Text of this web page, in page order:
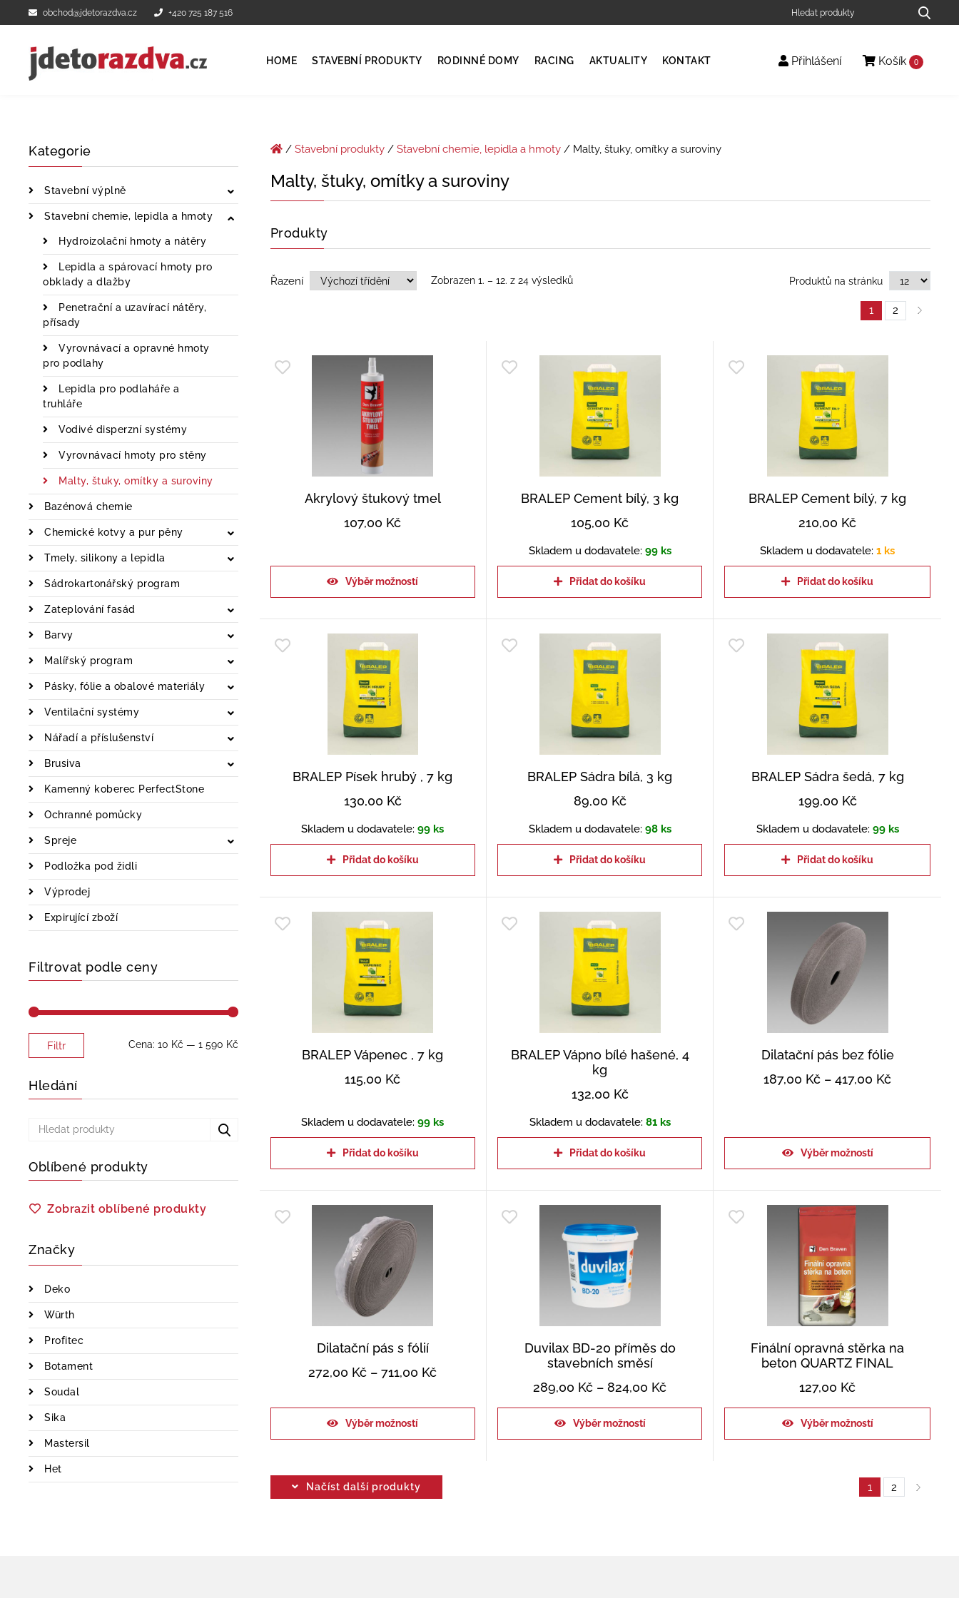
obchod@jdetorazdva.cz +420 725 187 516
HOME STAVEBNÍ PRODUKTY RODINNÉ DOMY RACING AKTUALITY KONTAKT Přihlášení Košík 0
Kategorie
Stavební výplně
Stavební chemie, lepidla a hmoty
Hydroizolační hmoty a nátěry
Lepidla a spárovací hmoty pro
obklady a dlažby
Penetrační a uzavírací nátěry,
přísady
Vyrovnávací a opravné hmoty
pro podlahy
Lepidla pro podlaháře a
truhláře
Vodivé disperzní systémy
Vyrovnávací hmoty pro stěny
Malty, štuky, omítky a suroviny
Bazénová chemie
Chemické kotvy a pur pěny
Tmely, silikony a lepidla
Sádrokartonářský program
Zateplování fasád
Barvy
Malířský program
Pásky, fólie a obalové materiály
Ventilační systémy
Nářadí a příslušenství
Brusiva
Kamenný koberec PerfectStone
Ochranné pomůcky
Spreje
Podložka pod židli
Výprodej
Expirující zboží
Filtrovat podle ceny
Minimální
Maximální
Filtr Cena: 10 Kč — 1 590 Kč
Hledání
Oblíbené produkty
Zobrazit oblíbené produkty
Značky
Deko
Würth
Profitec
Botament
Soudal
Sika
Mastersil
Het
/ Stavební produkty/ Stavební chemie, lepidla a hmoty/ Malty, štuky, omítky a suroviny
Malty, štuky, omítky a suroviny
Produkty
Řazení Zobrazen 1. – 12. z 24 výsledků Produktů na stránku
1 2
Akrylový štukový tmel
107,00 Kč
Výběr možností
BRALEP Cement bílý, 3 kg
105,00 Kč
Skladem u dodavatele: 99 ks
Přidat do košíku
BRALEP Cement bílý, 7 kg
210,00 Kč
Skladem u dodavatele:1 ks
Přidat do košíku
BRALEP Písek hrubý , 7 kg
130,00 Kč
Skladem u dodavatele:99 ks
Přidat do košíku
BRALEP Sádra bílá, 3 kg
89,00 Kč
Skladem u dodavatele: 98 ks
Přidat do košíku
BRALEP Sádra šedá, 7 kg
199,00 Kč
Skladem u dodavatele: 99 ks
Přidat do košíku
BRALEP Vápenec , 7 kg
115,00 Kč
Skladem u dodavatele:99 ks
Přidat do košíku
BRALEP Vápno bílé hašené, 4
kg
132,00 Kč
Skladem u dodavatele: 81 ks
Přidat do košíku
Dilatační pás bez fólie
187,00 Kč –417,00 Kč
Výběr možností
Dilatační pás s fólií
272,00 Kč –711,00 Kč
Výběr možností
Duvilax BD-20 příměs do
stavebních směsí
289,00 Kč – 824,00 Kč
Výběr možností
Finální opravná stěrka na
beton QUARTZ FINAL
127,00 Kč
Výběr možností
Načíst další produkty 1 2